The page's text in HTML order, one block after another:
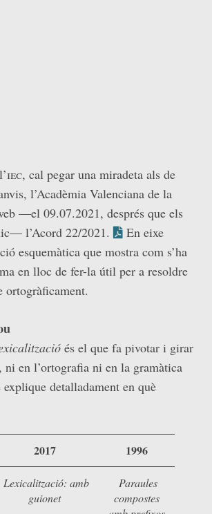
iec, cal pegar una miradeta als de
l’Acadèmia Valenciana de la
—el 09.07.2021, després que els
l’Acord 22/2021.
En eixe
esquemàtica que mostra com s’ha
en lloc de fer-la útil per a resoldre
ortogràficament.
és el que fa pivotar i girar
en l’ortografia ni en la gramàtica
detalladament en què
2017 1996
Lexicalització: amb
guionet
Paraules
compostes